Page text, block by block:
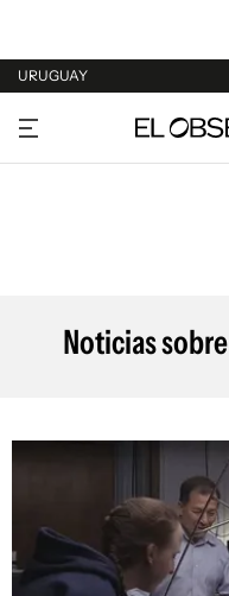
URUGUAY
URUGUAY
ARGENTINA
Noticias sobre